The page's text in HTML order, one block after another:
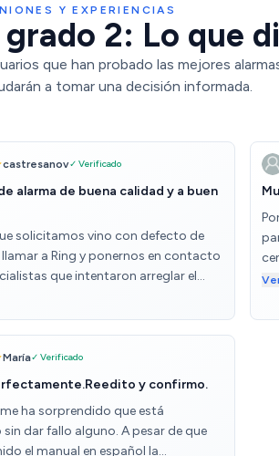
Y EXPERIENCIAS
2: Lo que
que han probado las mejores
a tomar una decisión informada.
castresanov✓ Verificado
alarma de buena calidad y a buen
solicitamos vino con defecto de
a Ring y ponernos en contacto
que intentaron arreglar el
me dijeron que solicitara el
lo hice. La segunda unidad vino sin
La pude configurar sin ningún
de manera fácil, inicialmente sin
pero hemos acabado
la suscripción anual para poder tener
en la nube. Buen pack de inicio,
puerta, cámara, sensor de
María✓ Verificado
y confirmo.
ha sorprendido que está
dar fallo alguno. A pesar de que
el manual en español la